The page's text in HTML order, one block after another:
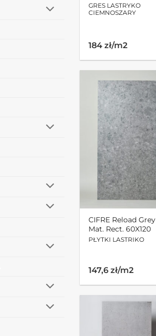
GRES LASTRYKO
CIEMNOSZARY
184 zł/m2
CIFRE Reload Grey
Mat. Rect. 60X120
PŁYTKI LASTRIKO
147,6 zł/m2